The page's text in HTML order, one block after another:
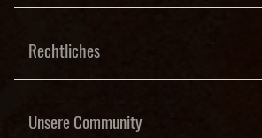
Rechtliches
Unsere Community